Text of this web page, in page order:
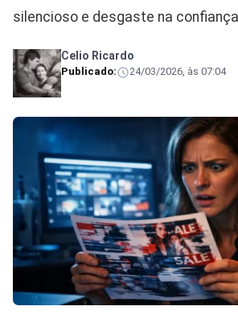
silencioso e desgaste na
Celio Ricardo
Publicado: 24/03/2026, às 07:04